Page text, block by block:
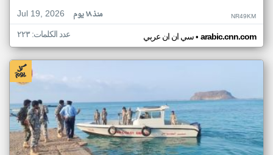
Jul 19, 2026
منذ ١٨ يوم NR49KM
سي ان ان عربي• arabic.cnn.com عدد الكلمات: ٢٢٣